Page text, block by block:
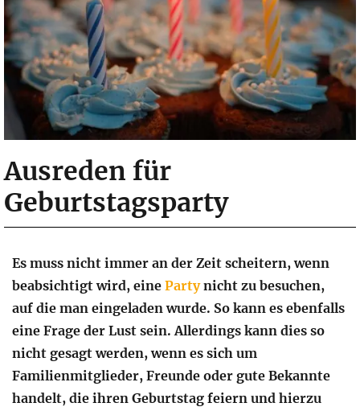
Ausreden für
Geburtstagsparty
Es muss nicht immer an der Zeit scheitern, wenn
beabsichtigt wird, eine Partynicht zu besuchen,
auf die man eingeladen wurde. So kann es ebenfalls
eine Frage der Lust sein. Allerdings kann dies so
nicht gesagt werden, wenn es sich um
Familienmitglieder, Freunde oder gute Bekannte
handelt, die ihren Geburtstag feiern und hierzu